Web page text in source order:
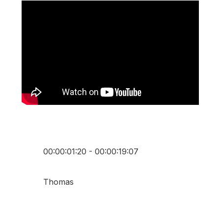
00:00:01:20 - 00:00:19:07
Thomas